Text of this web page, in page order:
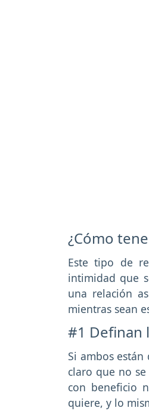
¿Cómo
Este tipo de
intimidad que
una relación
mientras sean
#1 Definan
Si ambos
claro que no
con beneficio
quiere, y lo